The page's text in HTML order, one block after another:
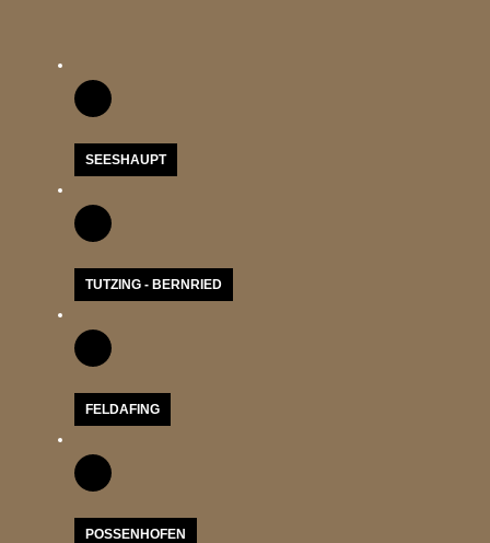
SEESHAUPT
TUTZING - BERNRIED
FELDAFING
POSSENHOFEN